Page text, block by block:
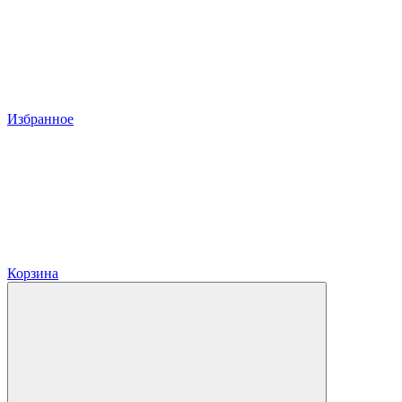
Избранное
Корзина